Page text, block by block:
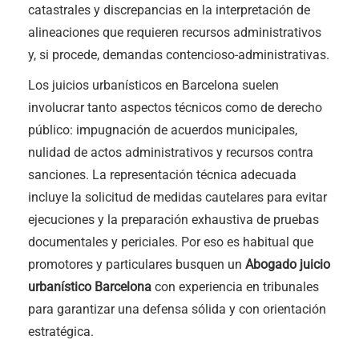
catastrales y discrepancias en la interpretación de
alineaciones que requieren recursos administrativos
y, si procede, demandas contencioso-administrativas.
Los juicios urbanísticos en Barcelona suelen
involucrar tanto aspectos técnicos como de derecho
público: impugnación de acuerdos municipales,
nulidad de actos administrativos y recursos contra
sanciones. La representación técnica adecuada
incluye la solicitud de medidas cautelares para evitar
ejecuciones y la preparación exhaustiva de pruebas
documentales y periciales. Por eso es habitual que
promotores y particulares busquen un Abogado juicio
urbanístico Barcelona con experiencia en tribunales
para garantizar una defensa sólida y con orientación
estratégica.